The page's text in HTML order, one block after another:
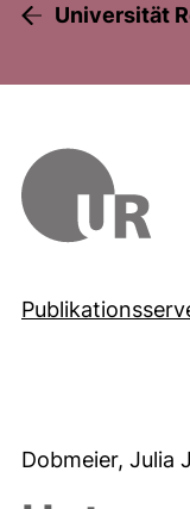
Universität
Dobmeier, Julia